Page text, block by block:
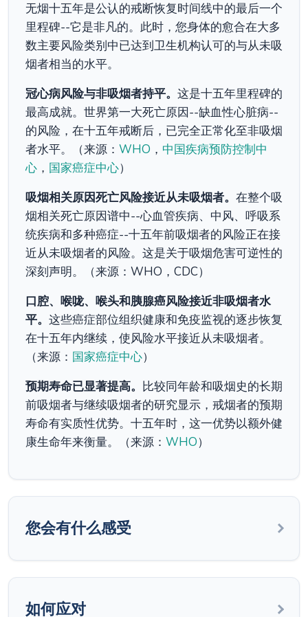
无烟十五年是公认的戒断恢复时间线中的最后一个
里程碑--它是非凡的。此时，您身体的愈合在大多
数主要风险类别中已达到卫生机构认可的与从未吸
烟者相当的水平。
冠心病风险与非吸烟者持平。 这是十五年里程碑的
最高成就。世界第一大死亡原因--缺血性心脏病--
的风险，在十五年戒断后，已完全正常化至非吸烟
者水平。（来源： WHO ， 中国疾病预防控制中
心 ， 国家癌症中心）
吸烟相关原因死亡风险接近从未吸烟者。 在整个吸
烟相关死亡原因谱中--心血管疾病、中风、呼吸系
统疾病和多种癌症--十五年前吸烟者的风险正在接
近从未吸烟者的风险。这是关于吸烟危害可逆性的
深刻声明。（来源：WHO，CDC）
口腔、喉咙、喉头和胰腺癌风险接近非吸烟者水
平。 这些癌症部位组织健康和免疫监视的逐步恢复
在十五年内继续，使风险水平接近从未吸烟者。
（来源： 国家癌症中心）
预期寿命已显著提高。 比较同年龄和吸烟史的长期
前吸烟者与继续吸烟者的研究显示，戒烟者的预期
寿命有实质性优势。十五年时，这一优势以额外健
康生命年来衡量。（来源： WHO）
您会有什么感受
如何应对